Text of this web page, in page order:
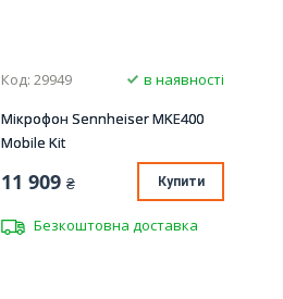
Код: 29949
в наявності
Мікрофон Sennheiser MKE400
Mobile Kit
11 909 ₴ Купити
Безкоштовна доставка